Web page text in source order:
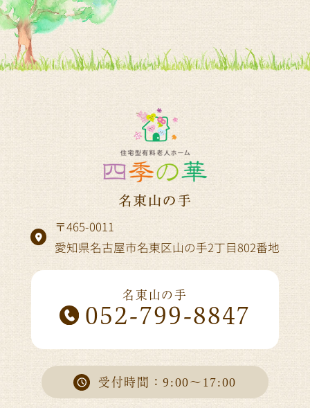
〒465-0011
愛知県名古屋市名東区山の手2丁目802番地
名東山の手
052-799-8847
受付時間：9:00～17:00